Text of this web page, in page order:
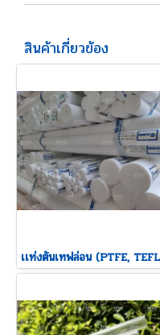
สินค้าเกี่ยวข้อง